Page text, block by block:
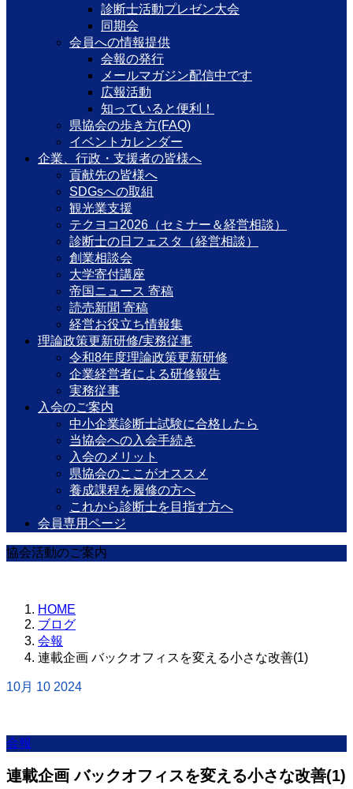
診断士活動プレゼン大会
同期会
会員への情報提供
会報の発行
メールマガジン配信中です
広報活動
知っていると便利！
県協会の歩き方(FAQ)
イベントカレンダー
企業、行政・支援者の皆様へ
貢献先の皆様へ
SDGsへの取組
観光業支援
テクヨコ2026（セミナー＆経営相談）
診断士の日フェスタ（経営相談）
創業相談会
大学寄付講座
帝国ニュース 寄稿
読売新聞 寄稿
経営お役立ち情報集
理論政策更新研修/実務従事
令和8年度理論政策更新研修
企業経営者による研修報告
実務従事
入会のご案内
中小企業診断士試験に合格したら
当協会への入会手続き
入会のメリット
県協会のここがオススメ
養成課程を履修の方へ
これから診断士を目指す方へ
会員専用ページ
協会活動のご案内
HOME
ブログ
会報
連載企画 バックオフィスを変える小さな改善(1)
10月 10 2024
会報
連載企画 バックオフィスを変える小さな改善(1)